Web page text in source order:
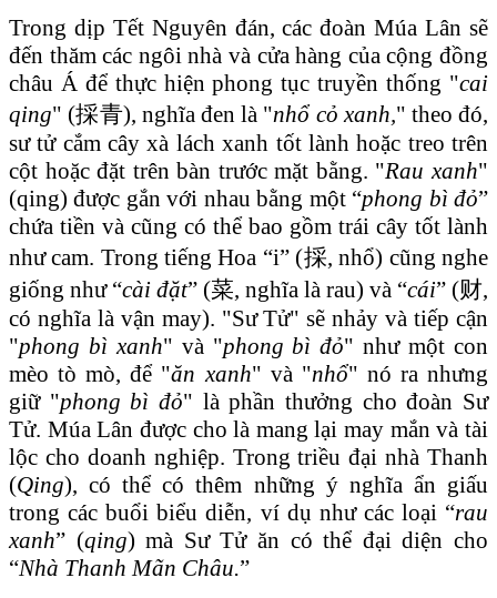
Trong dịp Tết Nguyên đán, các đoàn Múa Lân sẽ
đến thăm các ngôi nhà và cửa hàng của cộng đồng
châu Á để thực hiện phong tục truyền thống "cai
qing" (採青), nghĩa đen là "nhổ cỏ xanh," theo đó,
sư tử cắm cây xà lách xanh tốt lành hoặc treo trên
cột hoặc đặt trên bàn trước mặt bằng. "Rau xanh"
(qing) được gắn với nhau bằng một “phong bì đỏ”
chứa tiền và cũng có thể bao gồm trái cây tốt lành
như cam. Trong tiếng Hoa “i” (採, nhổ) cũng nghe
giống như “cài đặt” (菜, nghĩa là rau) và “cái” (财,
có nghĩa là vận may). "Sư Tử" sẽ nhảy và tiếp cận
"phong bì xanh" và "phong bì đỏ" như một con
mèo tò mò, để "ăn xanh" và "nhổ" nó ra nhưng
giữ "phong bì đỏ" là phần thưởng cho đoàn Sư
Tử. Múa Lân được cho là mang lại may mắn và tài
lộc cho doanh nghiệp. Trong triều đại nhà Thanh
(Qing), có thể có thêm những ý nghĩa ẩn giấu
trong các buổi biểu diễn, ví dụ như các loại “rau
xanh” (qing) mà Sư Tử ăn có thể đại diện cho
“Nhà Thanh Mãn Châu.”